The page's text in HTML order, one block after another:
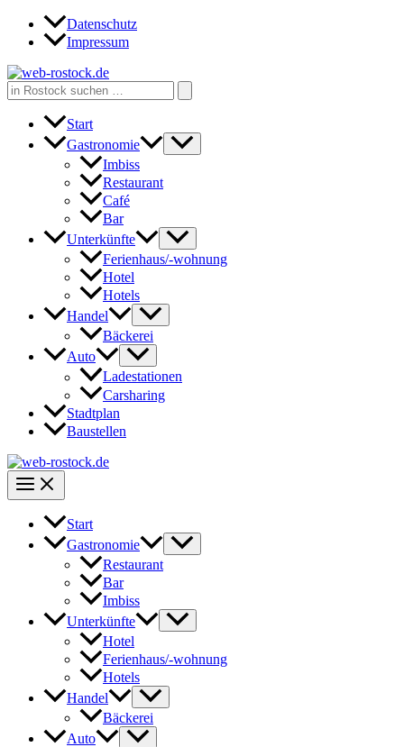
Zum
Inhalt
Datenschutz
Impressum
Search
for:
Start
Gastronomie
Imbiss
Restaurant
Café
Bar
Unterkünfte
Ferienhaus/-wohnung
Hotel
Hotels
Handel
Bäckerei
Auto
Ladestationen
Carsharing
Stadtplan
Baustellen
Start
Gastronomie
Restaurant
Bar
Imbiss
Unterkünfte
Hotel
Ferienhaus/-wohnung
Hotels
Handel
Bäckerei
Auto